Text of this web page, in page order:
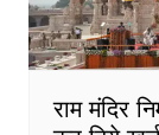
राम मंदिर